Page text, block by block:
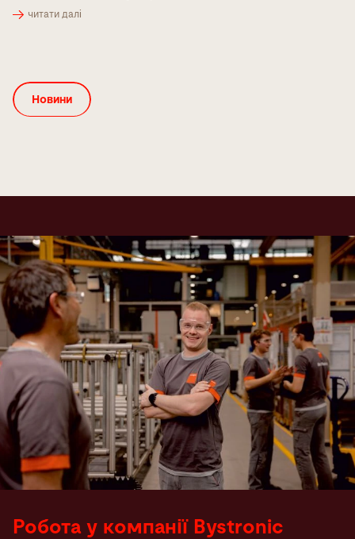
читати далі
Новини
Робота у компанії Bystronic